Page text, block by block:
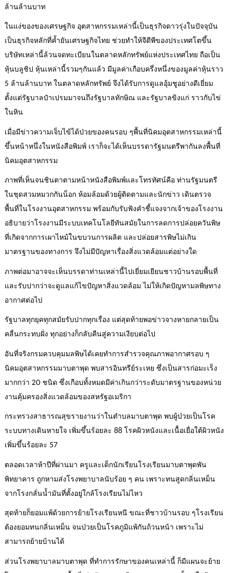
ล้านล้านบาท
ในแง่ของของเศรษฐกิจ อุตสาหกรรมเหล่านี้เป็นธุรกิจดาวรุ่งในปัจจุบัน
เป็นธุรกิจหลักที่ค้ำยันเศรษฐกิจไทย ช่วยทำให้จีดีพีของประเทศโตขึ้น
บริษัทเหล่านี้ล้วนจดทะเบียนในตลาดหลักทรัพย์แห่งประเทศไทย ถือเป็น
หุ้นบลูชิป หุ้นเหล่านี้รวมๆกันแล้ว มีมูลค่าเกือบครึ่งหนึ่งของมูลค่าหุ้นราว
5 ล้านล้านบาท ในตลาดหลักทรัพย์ จึงได้รับการดูแลอุ้มชูอย่างดีเยี่ยม
ตั้งแต่รัฐบาลป๋าเปรมมาจนถึงรัฐบาลทักษิณ และรัฐบาลขิงแก่ ราวกับไข่
ในหิน
เมื่อมีข่าวความเจ็บไข้ได้ป่วยของคนรอบ ๆพื้นที่นิคมอุตสาหกรรมเหล่านี้
ขึ้นหน้าหนึ่งในหนังสือพิมพ์ เราก็จะได้เห็นบรรดารัฐมนตรีพากันลงพื้นที่
นิคมอุตสาหกรรม
ภาพที่เห็นจนชินตาตามหน้าหนังสือพิมพ์และโทรทัศน์คือ ท่านรัฐมนตรี
ในชุดสวมหมวกกันน็อก ห้อมล้อมด้วยผู้ติดตามและนักข่าว เดินตรวจ
พื้นที่ในโรงงานอุตสาหกรรม พร้อมกับรับฟังคำชี้แจงจากเจ้าของโรงงาน
อธิบายว่าโรงงานมีระบบเทคโนโลยีทันสมัยในการลดการปล่อยควันพิษ
ที่เกิดจากการเผาไหม้ในขบวนการผลิต และปล่อยสารพิษไม่เกิน
มาตรฐานของทางการ จึงไม่มีปัญหาเรื่องสิ่งแวดล้อมแต่อย่างใด
ภาพต่อมาอาจจะเห็นบรรดาท่านเหล่านี้ไปเยี่ยมเยียนชาวบ้านรอบพื้นที่
และรับปากว่าจะดูแลแก้ไขปัญหาสิ่งแวดล้อม ไม่ให้เกิดปัญหามลพิษทาง
อากาศต่อไป
รัฐบาลทุกยุคทุกสมัยรับปากทุกเรื่อง แต่สุดท้ายพอข่าวจางหายกลายเป็น
คลื่นกระทบฝั่ง ทุกอย่างก็กลับคืนสู่ความเงียบต่อไป
อันที่จริงกรมควบคุมมลพิษได้เคยทำการสำรวจคุณภาพอากาศรอบ ๆ
นิคมอุตสาหกรรมมาบตาพุด พบสารอินทรีย์ระเหย ซึ่งเป็นสารก่อมะเร็ง
มากกว่า 20 ชนิด ซึ่งเกือบทั้งหมดมีค่าเกินกว่าระดับมาตรฐานของหน่วย
งานคุ้มครองสิ่งแวดล้อมของสหรัฐอเมริกา
กระทรวงสาธารณสุขรายงานว่าในตำบลมาบตาพุด พบผู้ป่วยเป็นโรค
ระบบทางเดินหายใจ เพิ่มขึ้นร้อยละ 88 โรคผิวหนังและเนื้อเยื่อใต้ผิวหนัง
เพิ่มขึ้นร้อยละ 57
ตลอดเวลาห้าปีที่ผ่านมา ครูและเด็กนักเรียนโรงเรียนมาบตาพุดพัน
พิทยาคาร ถูกหามส่งโรงพยาบาลนับร้อย ๆ คน เพราะทนสูดกลิ่นเหม็น
จากโรงกลั่นน้ำมันที่ตั้งอยู่ใกล้โรงเรียนไม่ไหว
สุดท้ายก็ยอมแพ้ด้วยการย้ายโรงเรียนหนี ขณะที่ชาวบ้านรอบ ๆโรงเรียน
ต้องยอมทนกลิ่นเหม็น จนป่วยเป็นโรคภูมิแพ้กันถ้วนหน้า เพราะไม่
สามารถย้ายบ้านได้
ส่วนโรงพยาบาลมาบตาพุด ที่ทำการรักษาของคนเหล่านี้ ก็มีแผนจะย้าย